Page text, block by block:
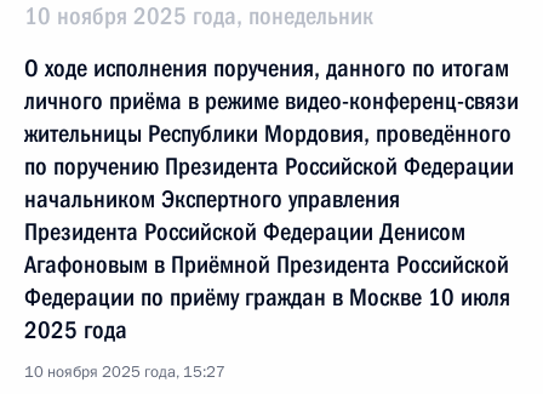
10 ноября 2025 года, понедельник
О ходе исполнения поручения, данного по итогам
личного приёма в режиме видео-конференц-связи
жительницы Республики Мордовия, проведённого
по поручению Президента Российской Федерации
начальником Экспертного управления
Президента Российской Федерации Денисом
Агафоновым в Приёмной Президента Российской
Федерации по приёму граждан в Москве 10 июля
2025 года
10 ноября 2025 года, 15:27